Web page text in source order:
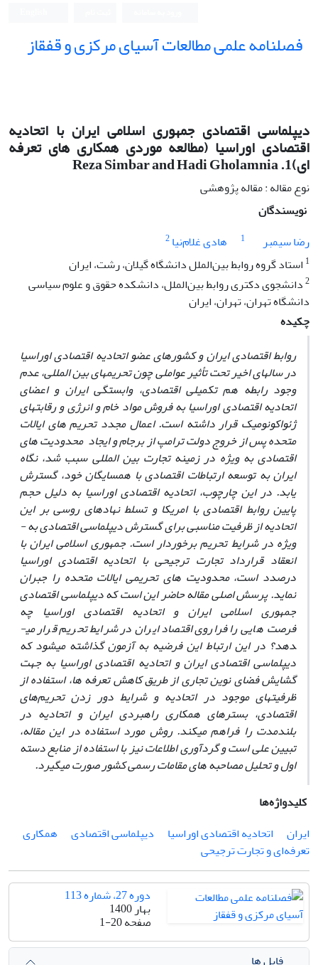
فصلنامه علمی مطالعات آسیای مرکزی و قفقاز
دیپلماسی اقتصادی جمهوری اسلامی ایران با اتحادیه
ای)1. Reza Simbar and Hadi Gholamnia
نوع مقاله : مقاله پژوهشی
نویسندگان
رضا سیمبر
1 هادی غلام‌نیا2
1 استاد گروه روابط بین‌الملل دانشگاه گیلان، رشت، ایران
2دانشجوی دکتری روابط بین‌الملل، دانشکده حقوق و علوم سیاسی
دانشگاه تهران، تهران، ایران
چکیده
روابط اقتصادی ایران و کشورهای عضو اتحادیه اقتصادی اوراسیا
در سالهای اخیر تحت تأثیر عواملی چون تحریمهای بین­ المللی، عدم
وجود رابطه هم­ تکمیلی اقتصادی، وابستگی ایران و اعضای
اتحادیه اقتصادی اوراسیا به فروش مواد خام و انرژی و رقابت­های
ژئواکونومیک قرار داشته است. اعمال مجدد تحریمهای ایالات
متحده پس از خروج دولت ترامپ از برجام و ایجاد محدودیت­ های
اقتصادی به ­ویژه در زمینه تجارت بین ­المللی سبب شد، نگاه
ایران به توسعه ارتباطات اقتصادی با همسایگان خود، گسترش
یابد. در این چارچوب، اتحادیه اقتصادی اوراسیا به ­دلیل حجم
پایین روابط اقتصادی با امریکا و تسلط نهادهای روسی بر این
اتحادیه از ظرفیت مناسبی برای گسترش دیپلماسی اقتصادی به ­
ویژه در شرایط تحریم برخوردار است. جمهوری اسلامی ایران با
انعقاد قرارداد تجارت ترجیحی با اتحادیه اقتصادی اوراسیا
درصدد است، محدودیتهای تحریمی ایالات متحده را جبران
نماید. پرسش اصلی مقاله حاضر این است که دیپلماسی اقتصادی
جمهوری اسلامی ایران و اتحادیه اقتصادی اوراسیا چه
فرصتهایی را فراروی اقتصاد ایران در شرایط تحریم قرار می­
دهد؟ در این ارتباط این فرضیه به آزمون گذاشته می­شود که
دیپلماسی اقتصادی ایران و اتحادیه اقتصادی اوراسیا به ­جهت
گشایش فضای نوین تجاری از طریق کاهش تعرفهها، استفاده از
ظرفیتهای موجود در اتحادیه و شرایط دور زدن تحریم‌های
اقتصادی، بسترهای همکاری راهبردی ایران و اتحادیه در
بلندمدت را فراهم می­کند. روش مورد استفاده در این مقاله،
تبیین علی است و گردآوری اطلاعات نیز با استفاده از منابع دسته
اول و تحلیل مصاحبه ­های مقامات رسمی کشور صورت می­گیرد.
کلیدواژه‌ها
ایران
اتحادیه اقتصادی اوراسیا دیپلماسی اقتصادی
همکاری
تعرفه‌ای و تجارت ترجیحی
دوره 27، شماره 113
بهار 1400
صفحه1-20
فایل ها